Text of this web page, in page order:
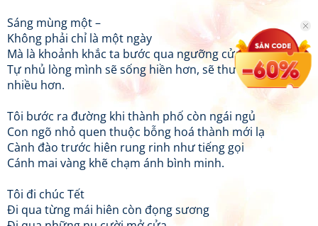
Sáng mùng một –
Không phải chỉ là một ngày
Mà là khoảnh khắc ta bước qua ngưỡng cửa
Tự nhủ lòng mình sẽ sống hiền hơn, sẽ thương nhau
nhiều hơn.
Tôi bước ra đường khi thành phố còn ngái ngủ
Con ngõ nhỏ quen thuộc bỗng hoá thành mới lạ
Cành đào trước hiên rung rinh như tiếng gọi
Cánh mai vàng khẽ chạm ánh bình minh.
Tôi đi chúc Tết
Đi qua từng mái hiên còn đọng sương